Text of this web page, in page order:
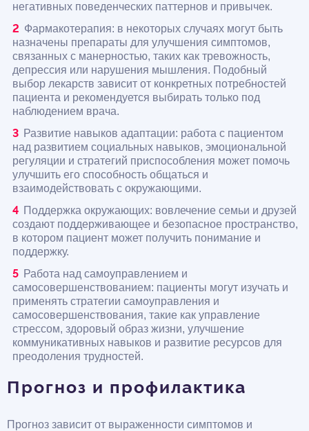
негативных поведенческих паттернов и привычек.
Фармакотерапия: в некоторых случаях могут быть
назначены препараты для улучшения симптомов,
связанных с манерностью, таких как тревожность,
депрессия или нарушения мышления. Подобный
выбор лекарств зависит от конкретных потребностей
пациента и рекомендуется выбирать только под
наблюдением врача.
Развитие навыков адаптации: работа с пациентом
над развитием социальных навыков, эмоциональной
регуляции и стратегий приспособления может помочь
улучшить его способность общаться и
взаимодействовать с окружающими.
Поддержка окружающих: вовлечение семьи и друзей
создают поддерживающее и безопасное пространство,
в котором пациент может получить понимание и
поддержку.
Работа над самоуправлением и
самосовершенствованием: пациенты могут изучать и
применять стратегии самоуправления и
самосовершенствования, такие как управление
стрессом, здоровый образ жизни, улучшение
коммуникативных навыков и развитие ресурсов для
преодоления трудностей.
Прогноз и профилактика
Прогноз зависит от выраженности симптомов и